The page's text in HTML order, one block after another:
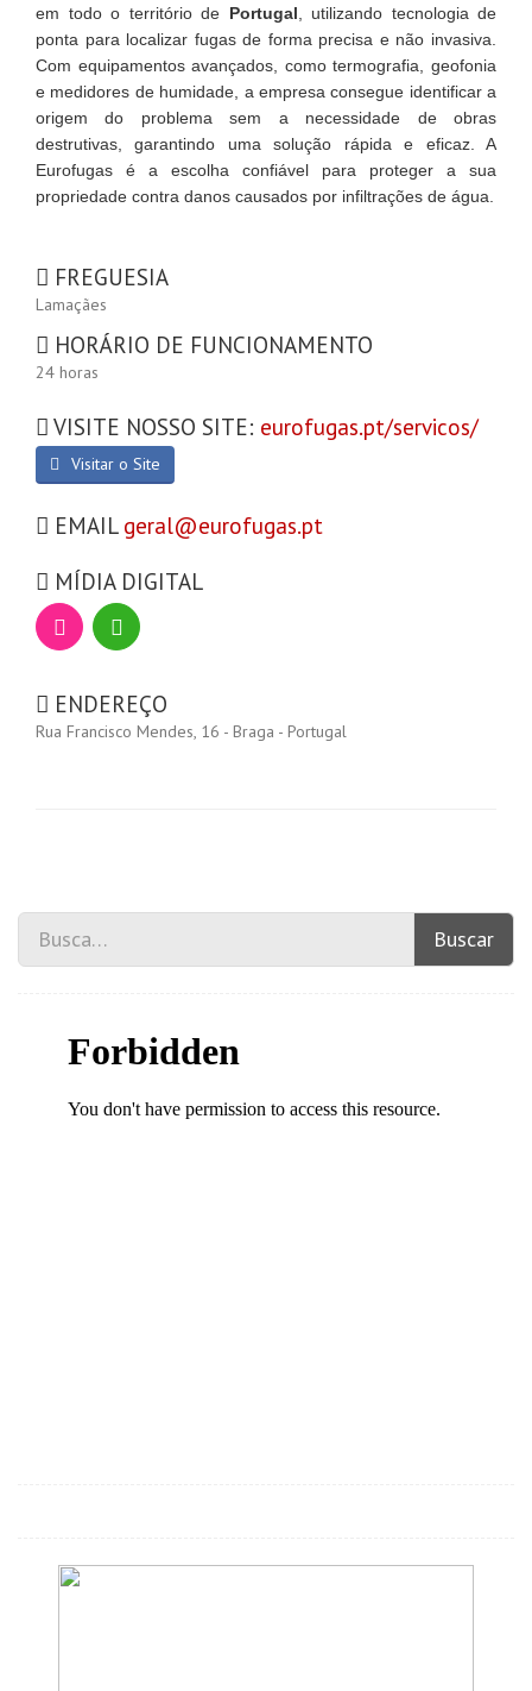
em todo o território de Portugal , utilizando tecnologia de
ponta para localizar fugas de forma precisa e não invasiva.
Com equipamentos avançados, como termografia, geofonia
e medidores de humidade, a empresa consegue identificar a
origem do problema sem a necessidade de obras
destrutivas, garantindo uma solução rápida e eficaz. A
Eurofugas é a escolha confiável para proteger a sua
propriedade contra danos causados por infiltrações de água.
FREGUESIA
Lamaçães
HORÁRIO DE FUNCIONAMENTO
24 horas
VISITE NOSSO SITE: eurofugas.pt/servicos/
Visitar o Site
EMAIL geral@eurofugas.pt
MÍDIA DIGITAL
ENDEREÇO
Rua Francisco Mendes, 16 - Braga - Portugal
Buscar